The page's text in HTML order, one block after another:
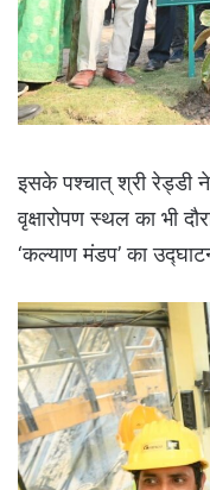
इसके पश्चात् श्री रेड्डी
वृक्षारोपण स्थल का भी
‘कल्याण मंडप’ का